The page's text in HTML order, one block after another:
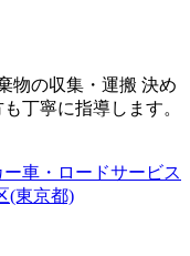
物の収集・運搬 決め
丁寧に指導します。
車・ロードサービス
(東京都)